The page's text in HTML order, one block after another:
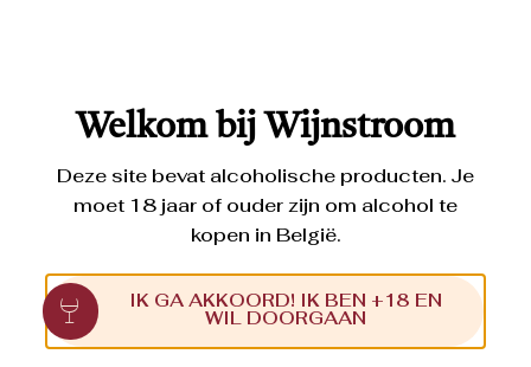
Petit Mont
2021 CABERNET FRANC
Het dominante kleigehalte in de
bessen en zwart fruit,
Welkom bij Wijnstroom
Deze site bevat alcoholische producten. Je
moet 18 jaar of ouder zijn om alcohol te
kopen in België.
IK GA AKKOORD! IK BEN +18 EN
WIL DOORGAAN